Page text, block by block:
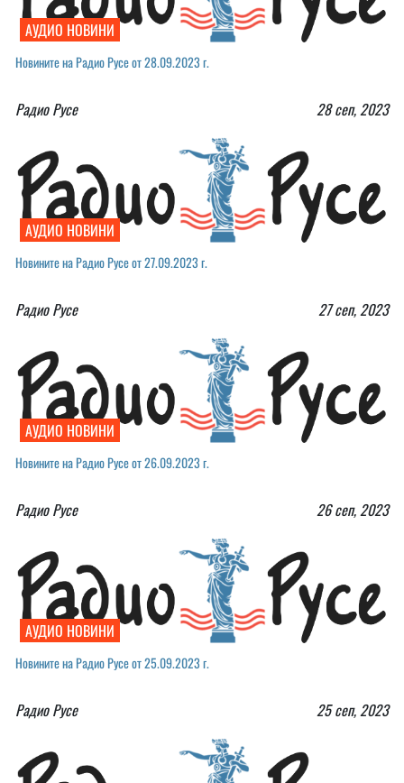
АУДИО НОВИНИ
Новините на Радио Русе от 28.09.2023 г.
Радио Русе 28 сеп, 2023
АУДИО НОВИНИ
Новините на Радио Русе от 27.09.2023 г.￼
Радио Русе 27 сеп, 2023
АУДИО НОВИНИ
Новините на Радио Русе от 26.09.2023 г.
Радио Русе 26 сеп, 2023
АУДИО НОВИНИ
Новините на Радио Русе от 25.09.2023 г.
Радио Русе 25 сеп, 2023